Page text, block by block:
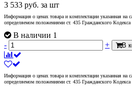
3 533 руб. за шт
Информация о ценах товара и комплектации указанная на
определяемом положениями ст. 435 Гражданского
В наличии 1
-
+ В
Информация о ценах товара и комплектации указанная на
определяемом положениями ст. 435 Гражданского